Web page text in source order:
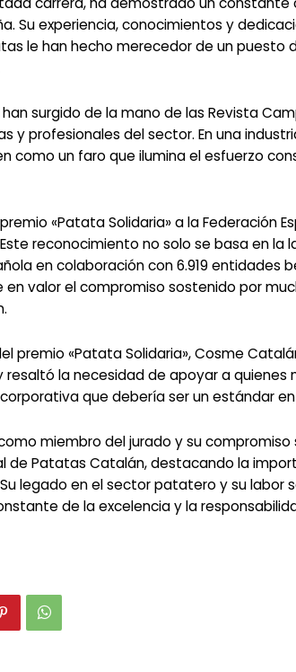
Su experiencia, conocimientos y
le han hecho merecedor de un puesto
surgido de la mano de las Revista
y profesionales del sector. En una
como un faro que ilumina el esfuerzo
«Patata Solidaria» a la Federación
reconocimiento no solo se basa en la
en colaboración con 6.919 entidades
valor el compromiso sostenido por
premio «Patata Solidaria», Cosme
la necesidad de apoyar a quienes
que debería ser un estándar
miembro del jurado y su compromiso
de Patatas Catalán, destacando la
legado en el sector patatero y su labor
de la excelencia y la